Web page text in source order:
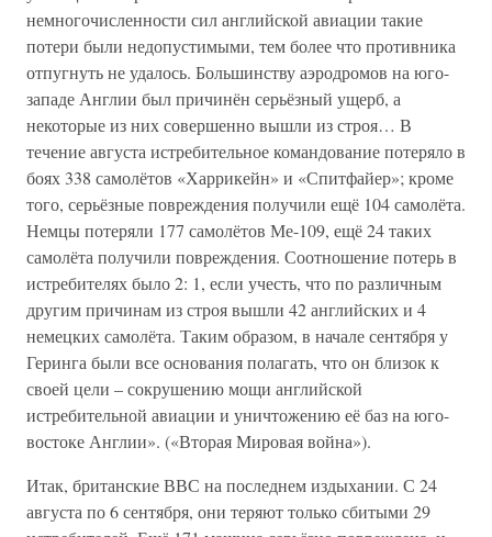
немногочисленности сил английской авиации такие
потери были недопустимыми, тем более что противника
отпугнуть не удалось. Большинству аэродромов на юго-
западе Англии был причинён серьёзный ущерб, а
некоторые из них совершенно вышли из строя… В
течение августа истребительное командование потеряло в
боях 338 самолётов «Харрикейн» и «Спитфайер»; кроме
того, серьёзные повреждения получили ещё 104 самолёта.
Немцы потеряли 177 самолётов Ме-109, ещё 24 таких
самолёта получили повреждения. Соотношение потерь в
истребителях было 2: 1, если учесть, что по различным
другим причинам из строя вышли 42 английских и 4
немецких самолёта. Таким образом, в начале сентября у
Геринга были все основания полагать, что он близок к
своей цели – сокрушению мощи английской
истребительной авиации и уничтожению её баз на юго-
востоке Англии». («Вторая Мировая война»).
Итак, британские ВВС на последнем издыхании. С 24
августа по 6 сентября, они теряют только сбитыми 29